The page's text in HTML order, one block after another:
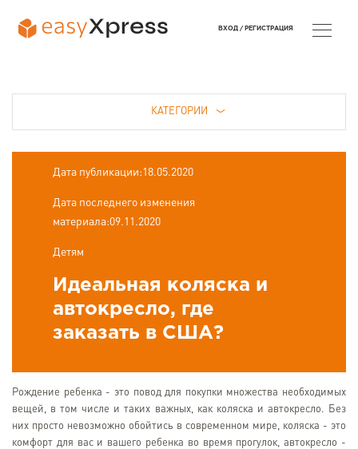
КАТЕГОРИИ
Дата публикации:18.05.2020
Дата последнего изменения
материала:09.11.2020
Детям
Идеальная коляска и
автокресло, где
заказать в США?
Рождение ребенка - это повод для покупки множества необходимых
вещей, в том числе и таких важных, как коляска и автокресло. Без
них просто невозможно обойтись в современном мире, коляска - это
комфорт для вас и вашего ребенка во время прогулок, автокресло -
ВХОД / РЕГИСТРАЦИЯ